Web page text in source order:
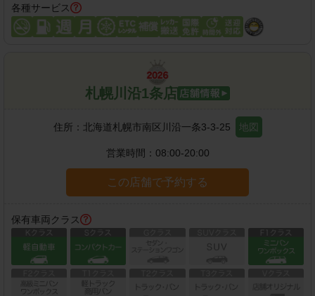
各種サービス
札幌川沿1条店
住所： 北海道札幌市南区川沿一条3-3-25 地図
営業時間： 08:00-20:00
この店舗で予約する
保有車両クラス